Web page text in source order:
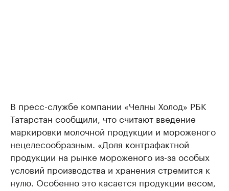
В пресс-службе компании «Челны Холод» РБК
Татарстан сообщили, что считают введение
маркировки молочной продукции и мороженого
нецелесообразным. «Доля контрафактной
продукции на рынке мороженого из-за особых
условий производства и хранения стремится к
нулю. Особенно это касается продукции весом,